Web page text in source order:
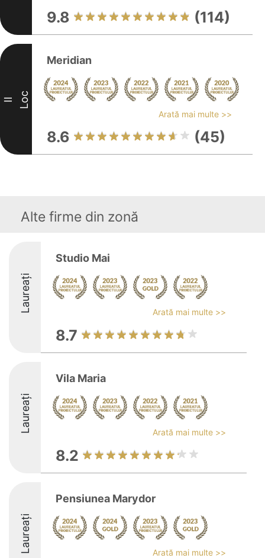
9.8 (114)
II Loc
Meridian
Arată mai multe >>
8.6 (45)
Alte firme din zonă
Laureați
Studio Mai
Arată mai multe >>
8.7
Laureați
Vila Maria
Arată mai multe >>
8.2
Laureați
Pensiunea Marydor
Arată mai multe >>